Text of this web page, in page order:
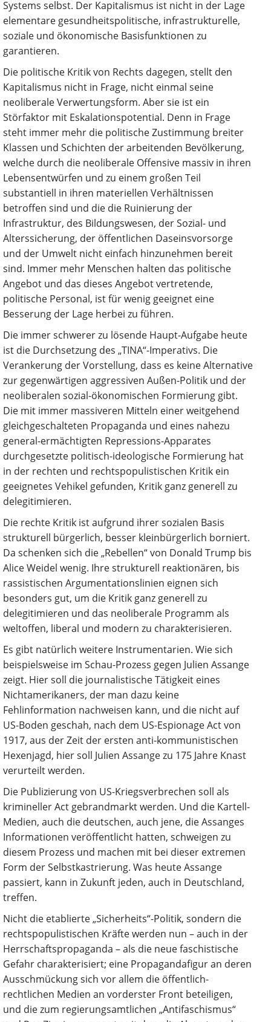
Systems selbst. Der Kapitalismus ist nicht in der Lage
elementare gesundheitspolitische, infrastrukturelle,
soziale und ökonomische Basisfunktionen zu
garantieren.
Die politische Kritik von Rechts dagegen, stellt den
Kapitalismus nicht in Frage, nicht einmal seine
neoliberale Verwertungsform. Aber sie ist ein
Störfaktor mit Eskalationspotential. Denn in Frage
steht immer mehr die politische Zustimmung breiter
Klassen und Schichten der arbeitenden Bevölkerung,
welche durch die neoliberale Offensive massiv in ihren
Lebensentwürfen und zu einem großen Teil
substantiell in ihren materiellen Verhältnissen
betroffen sind und die die Ruinierung der
Infrastruktur, des Bildungswesen, der Sozial- und
Alterssicherung, der öffentlichen Daseinsvorsorge
und der Umwelt nicht einfach hinzunehmen bereit
sind. Immer mehr Menschen halten das politische
Angebot und das dieses Angebot vertretende,
politische Personal, ist für wenig geeignet eine
Besserung der Lage herbei zu führen.
Die immer schwerer zu lösende Haupt-Aufgabe heute
ist die Durchsetzung des „TINA“-Imperativs. Die
Verankerung der Vorstellung, dass es keine Alternative
zur gegenwärtigen aggressiven Außen-Politik und der
neoliberalen sozial-ökonomischen Formierung gibt.
Die mit immer massiveren Mitteln einer weitgehend
gleichgeschalteten Propaganda und eines nahezu
general-ermächtigten Repressions-Apparates
durchgesetzte politisch-ideologische Formierung hat
in der rechten und rechtspopulistischen Kritik ein
geeignetes Vehikel gefunden, Kritik ganz generell zu
delegitimieren.
Die rechte Kritik ist aufgrund ihrer sozialen Basis
strukturell bürgerlich, besser kleinbürgerlich borniert.
Da schenken sich die „Rebellen“ von Donald Trump bis
Alice Weidel wenig. Ihre strukturell reaktionären, bis
rassistischen Argumentationslinien eignen sich
besonders gut, um die Kritik ganz generell zu
delegitimieren und das neoliberale Programm als
weltoffen, liberal und modern zu charakterisieren.
Es gibt natürlich weitere Instrumentarien. Wie sich
beispielsweise im Schau-Prozess gegen Julien Assange
zeigt. Hier soll die journalistische Tätigkeit eines
Nichtamerikaners, der man dazu keine
Fehlinformation nachweisen kann, und die nicht auf
US-Boden geschah, nach dem US-Espionage Act von
1917, aus der Zeit der ersten anti-kommunistischen
Hexenjagd, hier soll Julien Assange zu 175 Jahre Knast
verurteilt werden.
Die Publizierung von US-Kriegsverbrechen soll als
krimineller Act gebrandmarkt werden. Und die Kartell-
Medien, auch die deutschen, auch jene, die Assanges
Informationen veröffentlicht hatten, schweigen zu
diesem Prozess und machen mit bei dieser extremen
Form der Selbstkastrierung. Was heute Assange
passiert, kann in Zukunft jeden, auch in Deutschland,
treffen.
Nicht die etablierte „Sicherheits“-Politik, sondern die
rechtspopulistischen Kräfte werden nun – auch in der
Herrschaftspropaganda – als die neue faschistische
Gefahr charakterisiert; eine Propagandafigur an deren
Ausschmückung sich vor allem die öffentlich-
rechtlichen Medien an vorderster Front beteiligen,
und die zum regierungsamtlichen „Antifaschismus“